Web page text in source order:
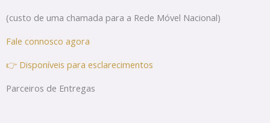
(custo de uma chamada para a Rede Móvel Nacional)
Fale connosco agora
👉 Disponíveis para esclarecimentos
Parceiros de Entregas